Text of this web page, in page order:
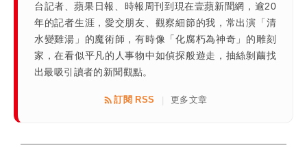
台記者、蘋果日報、時報周刊到現在壹蘋新聞網，逾20
年的記者生涯，愛交朋友、觀察細節的我，常出演「清
水變雞湯」的魔術師，有時像「化腐朽為神奇」的雕刻
家，在看似平凡的人事物中如偵探般遊走，抽絲剝繭找
出最吸引讀者的新聞觀點。
訂閱 RSS | 更多文章